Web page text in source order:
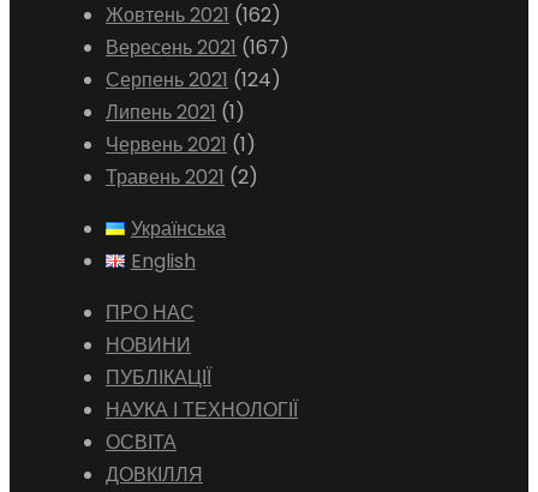
Жовтень 2021 (162)
Вересень 2021 (167)
Серпень 2021 (124)
Липень 2021 (1)
Червень 2021 (1)
Травень 2021 (2)
Українська
English
ПРО НАС
НОВИНИ
ПУБЛІКАЦІЇ
НАУКА І ТЕХНОЛОГІЇ
ОСВІТА
ДОВКІЛЛЯ